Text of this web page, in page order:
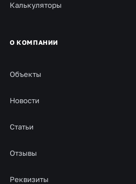
Калькуляторы
О КОМПАНИИ
Объекты
Новости
Статьи
Отзывы
Реквизиты